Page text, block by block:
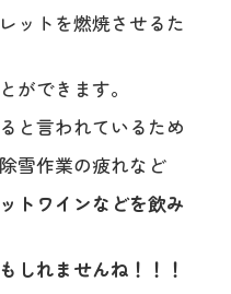
ットを燃焼させるた
ができます。
と言われているため
雪作業の疲れなど
トワインなどを飲み
しれませんね！！！